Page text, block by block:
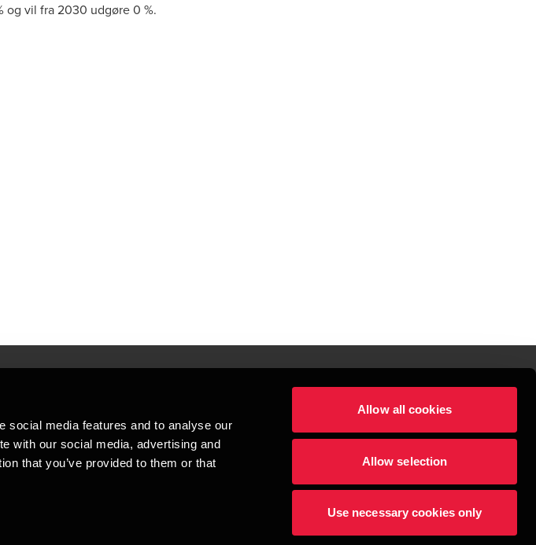
social media features and to analyse our
with our social media, advertising and
that you’ve provided to them or that
Allow all cookies
Allow selection
Use necessary cookies only
og vil fra 2030 udgøre 0 %.
Mennesker, der hjælper mennesker
Vi mener, at enestående rådgivning begynder med at opbygge enestående relationer.
Copyright © 2026 BDO Statsautoriseret Revisionspartnerselskab, en danskejet rådgivnings- og revisionsvirksomhed,
er medlem af BDO International Limited - et UK-baseret selskab med begrænset hæftelse - og del af det internationale
BDO-netværk bestående af uafhængige medlemsfirmaer. BDO er varemærke for både BDO-netværket og for alle BDO
medlemsfirmaerne. BDO i Danmark beskæftiger mere end 1.800 medarbejdere, mens det verdensomspændende BDO-